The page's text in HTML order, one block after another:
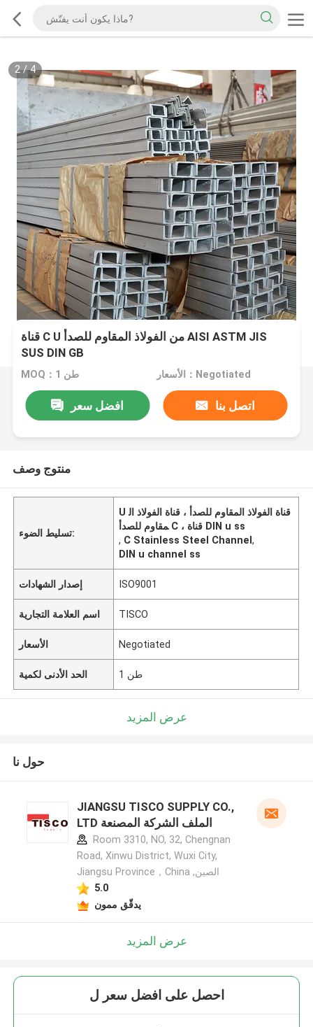
2/4
قناة C U من الفولاذ المقاوم للصدأ AISI ASTM JIS
SUS DIN GB
MOQ：1 طن الأسعار：Negotiated
افضل سعر اتصل بنا
منتوج وصف
تسليط الضوء:
U قناة الفولاذ المقاوم للصدأ ، قناة الفولاذ ال
مقاوم للصدأ C ، قناة DIN u ss
, C Stainless Steel Channel,
DIN u channel ss
إصدار الشهادات ISO9001
اسم العلامة التجارية TISCO
الأسعار Negotiated
الحد الأدنى لكمية 1 طن
عرض المزيد
حول نا
JIANGSU TISCO SUPPLY CO.,
LTD الملف الشركة المصنعة
Room 3310, NO, 32, Chengnan
Road, Xinwu District, Wuxi City,
Jiangsu Province，China ,الصين
5.0
يدقّق ممون
عرض المزيد
احصل على افضل سعر ل